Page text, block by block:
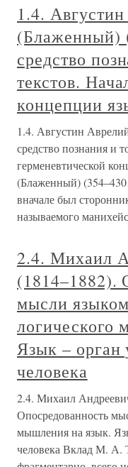
1.4.
(Блаженный)
средство
текстов.
концепции
1.4. Августин
средство познания и
герменевтической
(Блаженный)
вначале был
называемого
2.4. Михаил
(1814–1882).
мысли
логического
Язык – орган
человека
2.4. Михаил
Опосредованность
мышления на язык.
человека Вклад М. А.